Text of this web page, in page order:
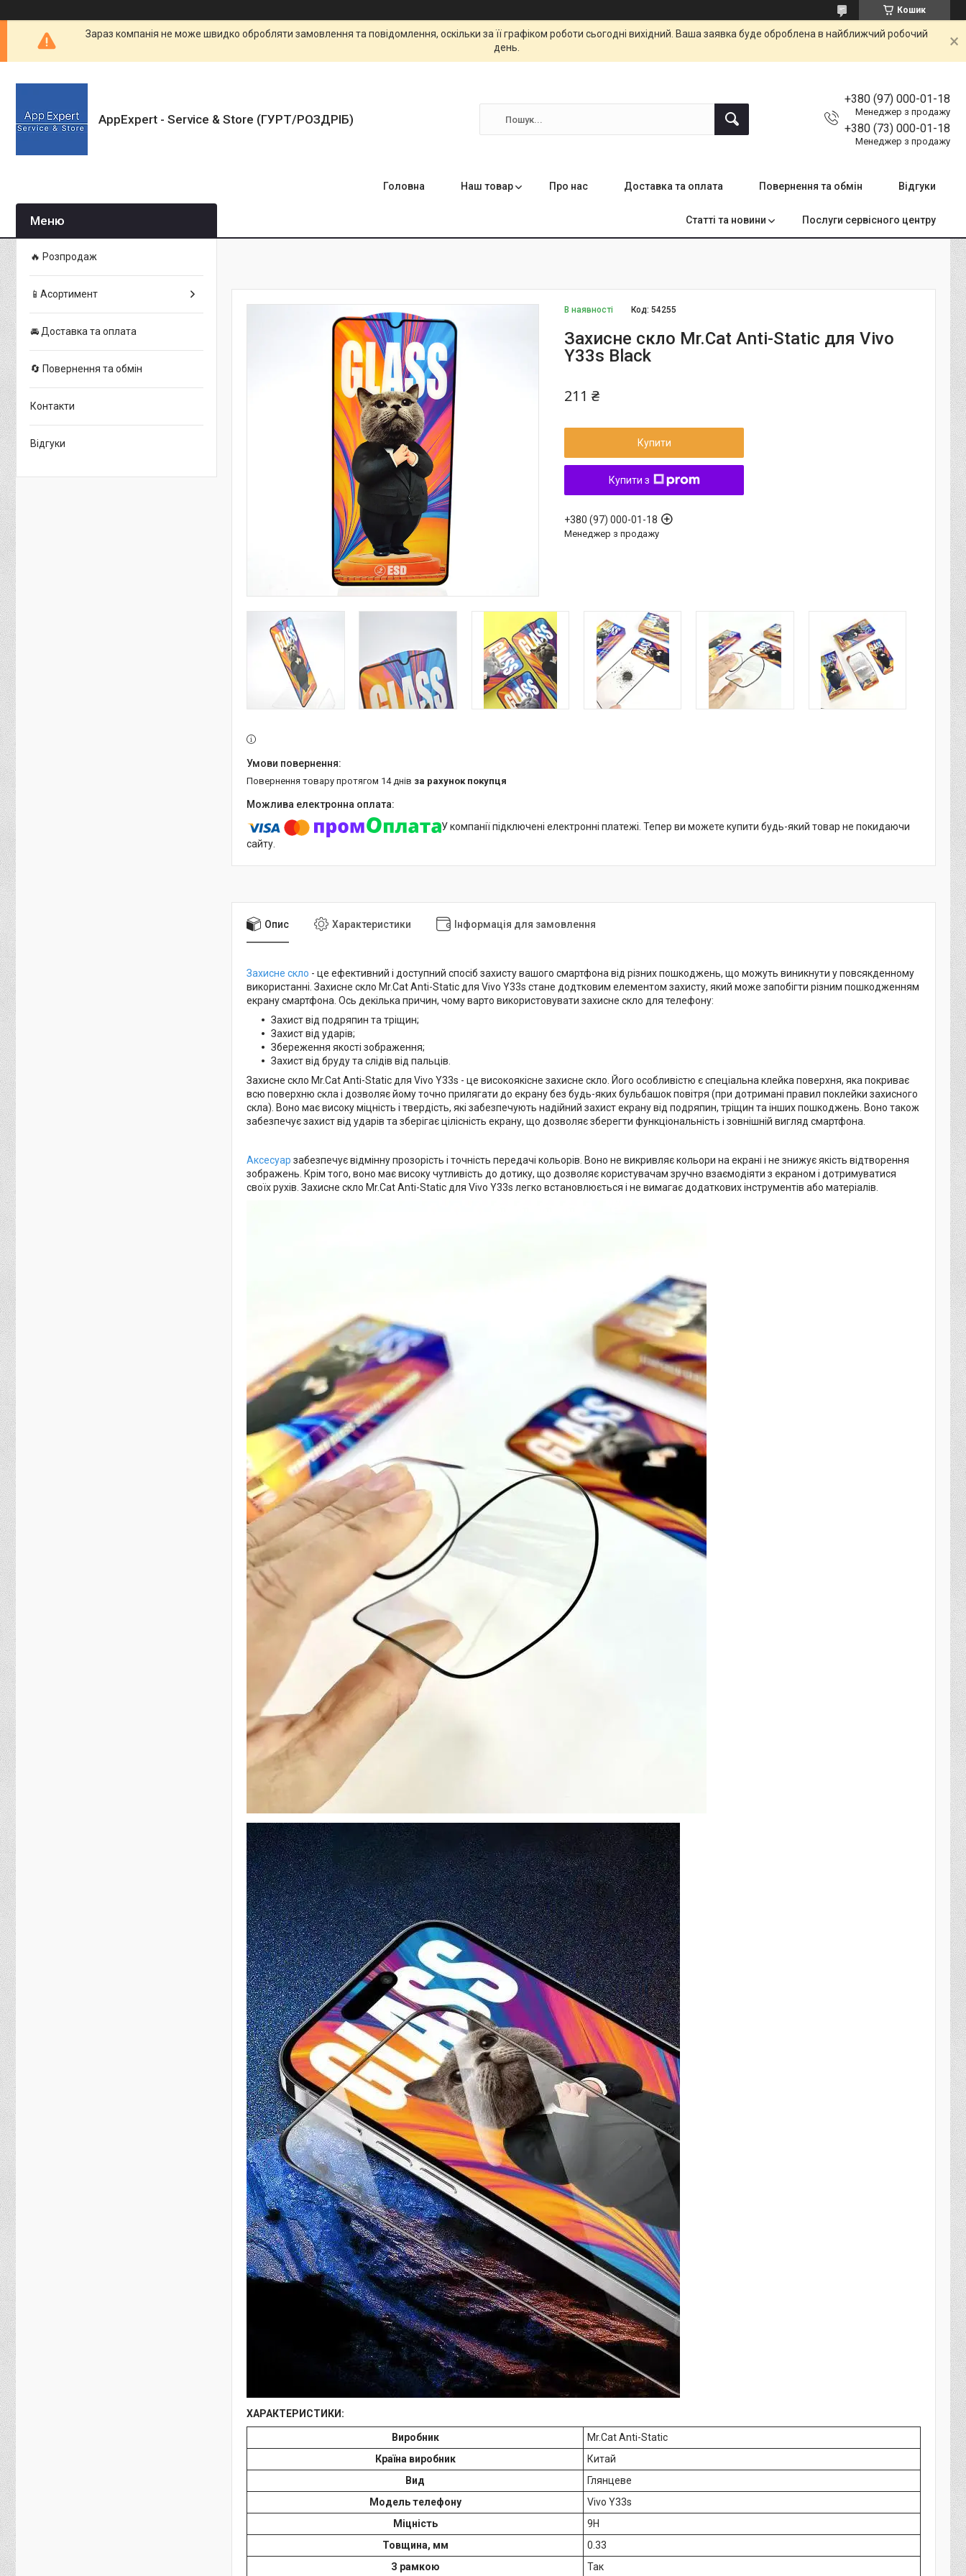
Кошик
Зараз компанія не може швидко обробляти замовлення та повідомлення, оскільки за її графіком роботи сьогодні вихідний. Ваша заявка буде оброблена в найближчий робочий
день.
AppExpert - Service & Store (ГУРТ/РОЗДРІБ)
+380 (97) 000-01-18
Менеджер з продажу
+380 (73) 000-01-18
Менеджер з продажу
Головна Наш товар Про нас Доставка та оплата Повернення та обмін Відгуки
Статті та новини Послуги сервісного центру
В наявності Код:54255
Захисне скло Mr.Cat Anti-Static для Vivo
Y33s Black
211 ₴
Купити
Купити з
+380 (97) 000-01-18
Менеджер з продажу
повернення товару протягом 14 днів за рахунок покупця
У компанії підключені електронні платежі. Тепер ви можете купити будь-який товар не покидаючи
сайту.
Опис Характеристики Інформація для замовлення
Захисне скло - це ефективний і доступний спосіб захисту вашого смартфона від різних пошкоджень, що можуть виникнути у повсякденному
використанні. Захисне скло Mr.Cat Anti-Static для Vivo Y33s стане додтковим елементом захисту, який може запобігти різним пошкодженням
екрану смартфона. Ось декілька причин, чому варто використовувати захисне скло для телефону:
Захист від подряпин та тріщин;
Захист від ударів;
Збереження якості зображення;
Захист від бруду та слідів від пальців.
Захисне скло Mr.Cat Anti-Static для Vivo Y33s - це високоякісне захисне скло. Його особливістю є спеціальна клейка поверхня, яка покриває
всю поверхню скла і дозволяє йому точно прилягати до екрану без будь-яких бульбашок повітря (при дотримані правил поклейки захисного
скла). Воно має високу міцність і твердість, які забезпечують надійний захист екрану від подряпин, тріщин та інших пошкоджень. Воно також
забезпечує захист від ударів та зберігає цілісність екрану, що дозволяє зберегти функціональність і зовнішній вигляд смартфона.
Аксесуар забезпечує відмінну прозорість і точність передачі кольорів. Воно не викривляє кольори на екрані і не знижує якість відтворення
зображень. Крім того, воно має високу чутливість до дотику, що дозволяє користувачам зручно взаємодіяти з екраном і дотримуватися
своїх рухів. Захисне скло Mr.Cat Anti-Static для Vivo Y33s легко встановлюється і не вимагає додаткових інструментів або матеріалів.
ХАРАКТЕРИСТИКИ:
Виробник
Mr.Cat Anti-Static
Країна виробник
Китай
Вид
Глянцеве
Модель телефону
Vivo Y33s
Міцність
9H
Товщина, мм
0.33
З рамкою
Так
🔥 Розпродаж
📱Асортимент
🚘 Доставка та оплата
🔄 Повернення та обмін
Контакти
Відгуки